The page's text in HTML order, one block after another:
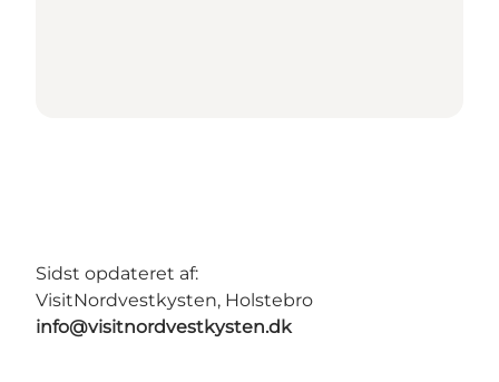
Sidst opdateret af:
VisitNordvestkysten, Holstebro
info@visitnordvestkysten.dk